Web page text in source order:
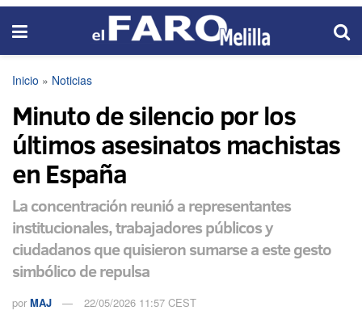
Inicio » Noticias
Minuto de silencio por los
últimos asesinatos machistas
en España
La concentración reunió a representantes
institucionales, trabajadores públicos y
ciudadanos que quisieron sumarse a este gesto
simbólico de repulsa
por MAJ 22/05/2026 11:57 CEST